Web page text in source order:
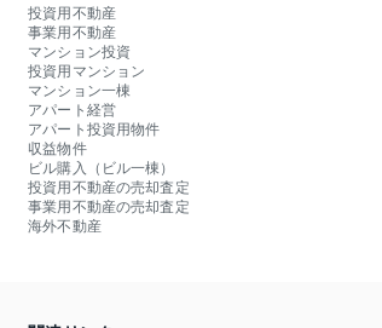
投資用不動産
事業用不動産
マンション投資
投資用マンション
マンション一棟
アパート経営
アパート投資用物件
収益物件
ビル購入（ビル一棟）
投資用不動産の売却査定
事業用不動産の売却査定
海外不動産